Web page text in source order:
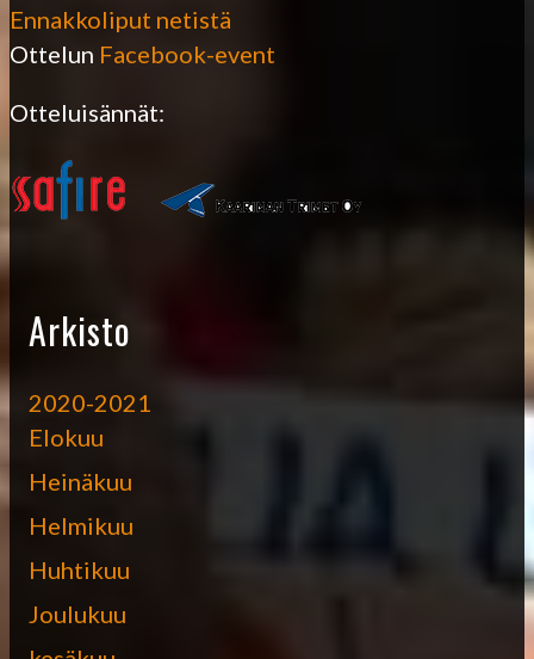
Ennakkoliput netistä
Ottelun Facebook-event
Otteluisännät:
Arkisto
2020-2021
Elokuu
Heinäkuu
Helmikuu
Huhtikuu
Joulukuu